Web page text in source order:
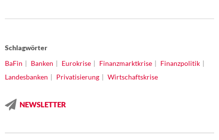
Schlagwörter
BaFin
Banken Eurokrise Finanzmarktkrise
Finanzpolitik
Landesbanken
Privatisierung Wirtschaftskrise
NEWSLETTER